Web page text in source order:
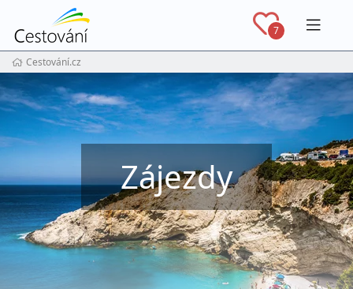
7
Cestování.cz
Zájezdy